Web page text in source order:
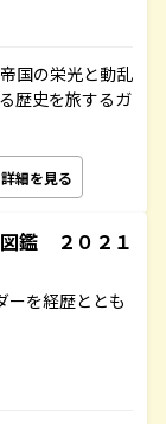
国の栄光と動乱
歴史を旅するガ
詳細を見る
鑑 ２０２１
ーを経歴ととも